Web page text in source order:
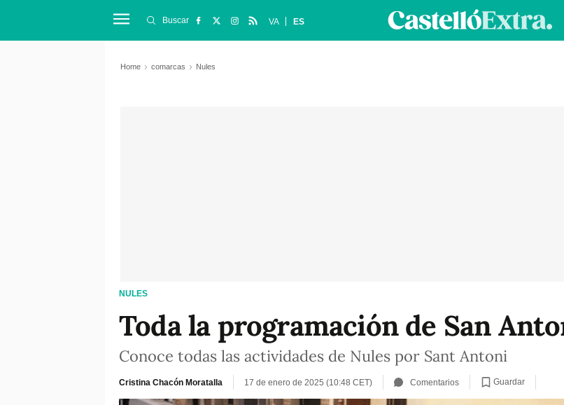
Buscar VA ES
Home comarcas Nules
NULES
Toda la programación de San
Conoce todas las actividades de Nules por Sant Antoni
Cristina Chacón Moratalla 17 de enero de 2025 (10:48 CET) Comentarios Guardar